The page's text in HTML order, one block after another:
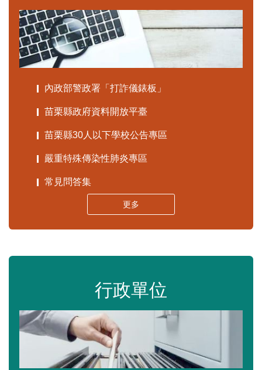
內政部警政署「打詐儀錶板」
苗栗縣政府資料開放平臺
苗栗縣30人以下學校公告專區
嚴重特殊傳染性肺炎專區
常見問答集
更多
行政單位